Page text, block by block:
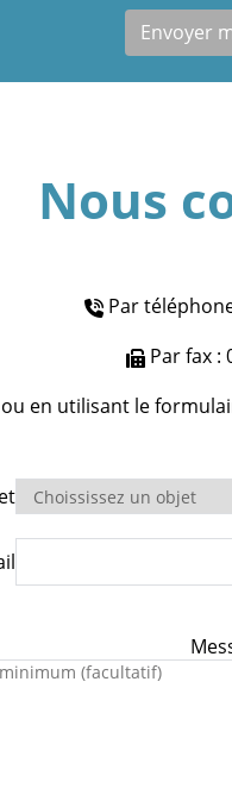
Envoyer
Nous
Par
Par fax :
ou en utilisant le